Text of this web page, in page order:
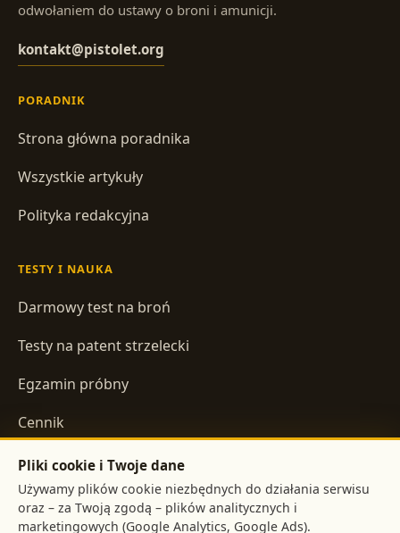
odwołaniem do ustawy o broni i amunicji.
kontakt@pistolet.org
PORADNIK
Strona główna poradnika
Wszystkie artykuły
Polityka redakcyjna
TESTY I NAUKA
Darmowy test na broń
Testy na patent strzelecki
Egzamin próbny
Cennik
Regulamin
Pliki cookie i Twoje dane
Używamy plików cookie niezbędnych do działania serwisu
oraz – za Twoją zgodą – plików analitycznych i
marketingowych (Google Analytics, Google Ads).